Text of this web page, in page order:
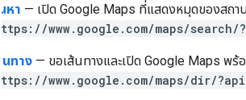
นหา — เปิด Google Maps ที่แสดงหมุดของสถ
https://www.google.com/maps/search/
ส้นทาง — ขอเส้นทางและเปิด Google Maps พ
https://www.google.com/maps/dir/